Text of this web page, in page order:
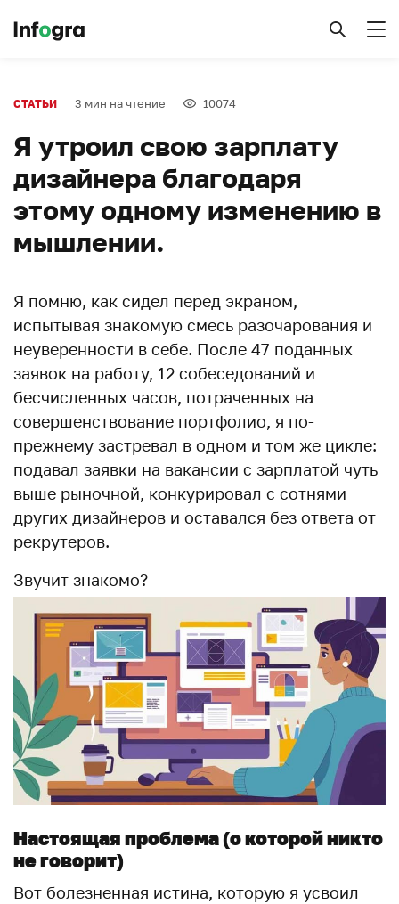
СТАТЬИ 3 мин на чтение 10074
Я утроил свою зарплату
дизайнера благодаря
этому одному изменению в
мышлении.
Я помню, как сидел перед экраном,
испытывая знакомую смесь разочарования и
неуверенности в себе. После 47 поданных
заявок на работу, 12 собеседований и
бесчисленных часов, потраченных на
совершенствование портфолио, я по-
прежнему застревал в одном и том же цикле:
подавал заявки на вакансии с зарплатой чуть
выше рыночной, конкурировал с сотнями
других дизайнеров и оставался без ответа от
рекрутеров.
Звучит знакомо?
Настоящая проблема (о которой никто
не говорит)
Вот болезненная истина, которую я усвоил